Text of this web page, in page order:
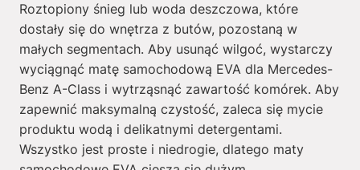
Roztopiony śnieg lub woda deszczowa, które
dostały się do wnętrza z butów, pozostaną w
małych segmentach. Aby usunąć wilgoć, wystarczy
wyciągnąć matę samochodową EVA dla Mercedes-
Benz A-Class i wytrząsnąć zawartość komórek. Aby
zapewnić maksymalną czystość, zaleca się mycie
produktu wodą i delikatnymi detergentami.
Wszystko jest proste i niedrogie, dlatego maty